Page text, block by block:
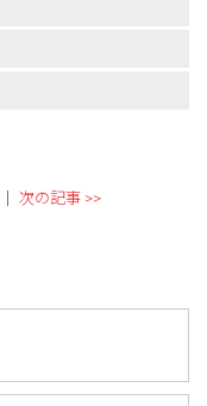
│次の記事 >>